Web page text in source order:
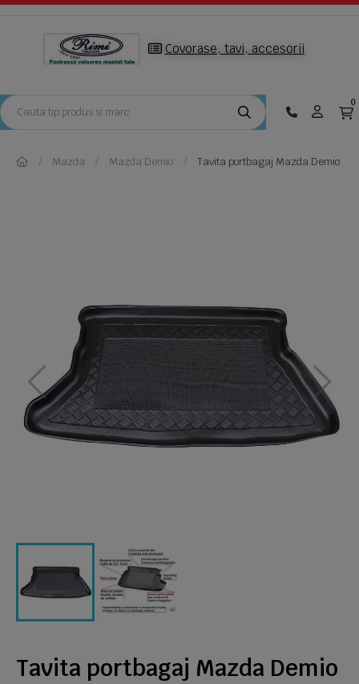
Covorase, tavi, accesorii
0
Mazda Mazda Demio Tavita portbagaj Mazda Demio
Tavita portbagaj Mazda Demio